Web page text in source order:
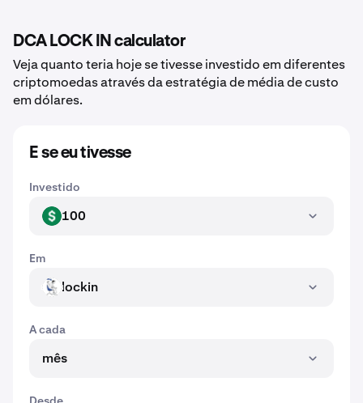
DCA LOCK IN calculator
Veja quanto teria hoje se tivesse investido em diferentes
criptomoedas através da estratégia de média de custo
em dólares.
E se eu tivesse
Investido
USD 100
Em
LOCKINlockin
A cada
mês